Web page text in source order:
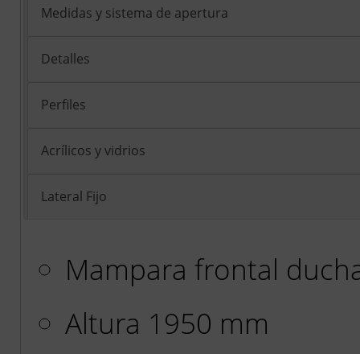
Medidas y sistema de apertura
Detalles
Perfiles
Acrílicos y vidrios
Lateral Fijo
Mampara frontal
Altura 1950 mm